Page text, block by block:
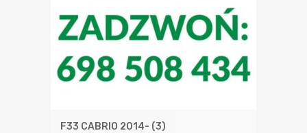
F33 CABRIO 2014- (3)